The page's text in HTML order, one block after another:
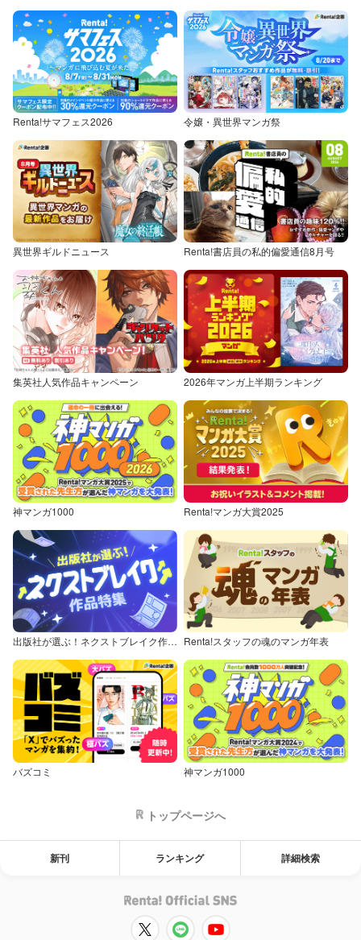
Renta!サマフェス2026 令嬢・異世界マンガ祭
異世界ギルドニュース Renta!書店員の私的偏愛通信8月号
集英社人気作品キャンペーン 2026年マンガ上半期ランキング
神マンガ1000 Renta!マンガ大賞2025
出版社が選ぶ！ネクストブレイク作品特集 Renta!スタッフの魂のマンガ年表
バズコミ 神マンガ1000
トップページへ
新刊 ランキング 詳細検索